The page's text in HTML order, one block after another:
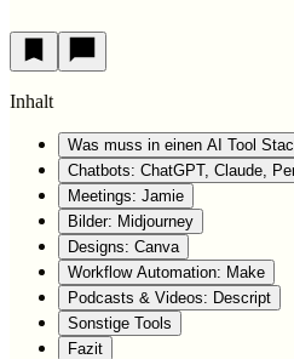
Inhalt
Was muss in einen AI Tool
Chatbots: ChatGPT, Claude,
Meetings: Jamie
Bilder: Midjourney
Designs: Canva
Workflow Automation: Make
Podcasts & Videos: Descript
Sonstige Tools
Fazit